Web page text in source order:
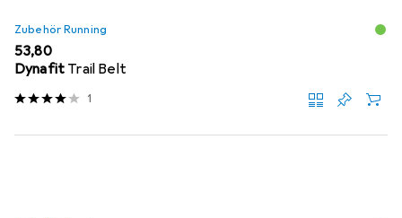
Zubehör Running
EUR
53,80
Dynafit Trail Belt
1